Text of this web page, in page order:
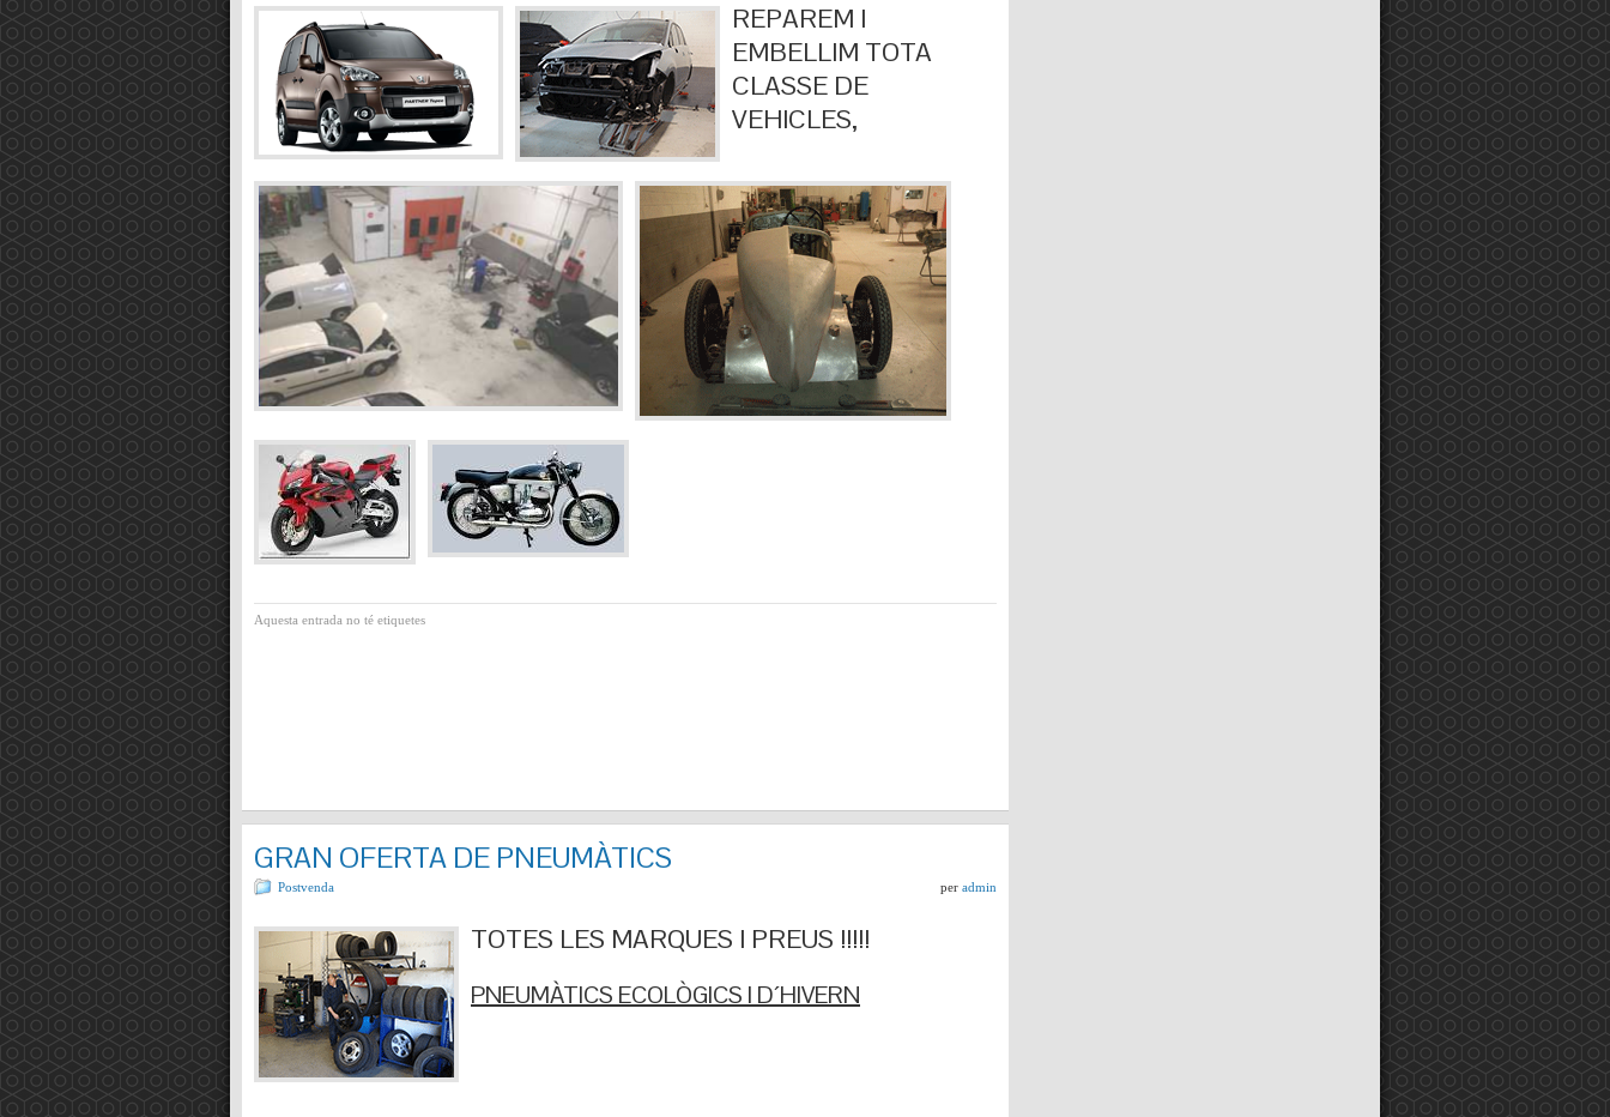
REPAREM I
EMBELLIM TOTA
CLASSE DE
VEHICLES,
Aquesta entrada no té etiquetes
GRAN OFERTA DE PNEUMÀTICS
Postvenda per admin
TOTES LES MARQUES I PREUS !!!!!
PNEUMÀTICS ECOLÒGICS I D´HIVERN